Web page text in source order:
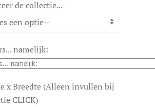
de collectie...
namelijk:
x Breedte (Alleen invullen bij
CLICK)